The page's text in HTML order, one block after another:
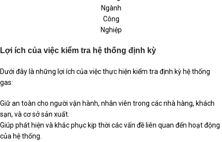
Ngành
Công
Nghiệp
Lợi ích của việc kiểm tra hệ thống định kỳ
Dưới đây là những lợi ích của việc thực hiện kiểm tra định kỳ hệ thống
gas:
Giữ an toàn cho người vận hành, nhân viên trong các nhà hàng, khách
sạn, và cơ sở sản xuất.
Giúp phát hiện và khắc phục kịp thời các vấn đề liên quan đến hoạt động
của hệ thống.